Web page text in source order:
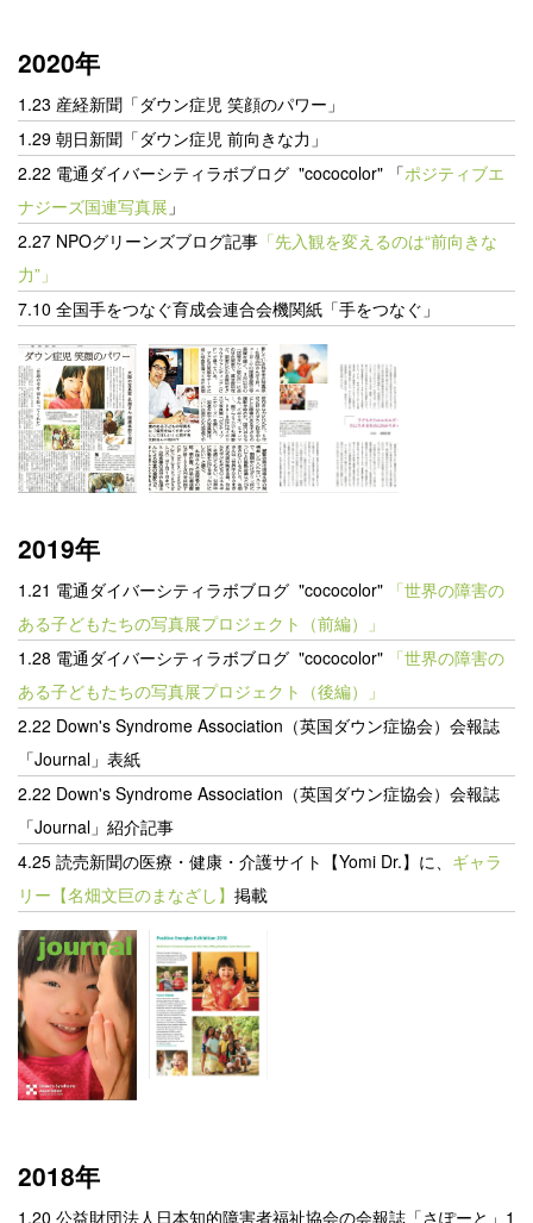
2020年
1.23 産経新聞「ダウン症児 笑顔のパワー」
1.29 朝日新聞「ダウン症児 前向きな力」
2.22 電通ダイバーシティラボブログ "cococolor" 「ポジティブエ
ナジーズ国連写真展 」
2.27 NPOグリーンズブログ記事 「先入観を変えるのは“前向きな
力”」
7.10 全国手をつなぐ育成会連合会機関紙「手をつなぐ」
2019年
1.21 電通ダイバーシティラボブログ "cococolor" 「世界の障害の
ある子どもたちの写真展プロジェクト（前編）」
1.28 電通ダイバーシティラボブログ "cococolor" 「世界の障害の
ある子どもたちの写真展プロジェクト（後編）」
2.22 Down's Syndrome Association（英国ダウン症協会）会報誌
「Journal」表紙
2.22 Down's Syndrome Association（英国ダウン症協会）会報誌
「Journal」紹介記事
4.25 読売新聞の医療・健康・介護サイト【Yomi Dr.】に、 ギャラ
リー【名畑文巨のまなざし】 掲載
2018年
1.20 公益財団法人日本知的障害者福祉協会の会報誌「さぽーと」1